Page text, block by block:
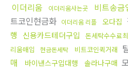
이더리움
이더리움사는곳 비트송금
트코인현금화 이더리움 리플 오다집
행
신용카드테더구입 돈세탁수수료
리움매입
현금돈세탁 비트코인퀵거래
매
바이낸스구입대행 솔라나구매